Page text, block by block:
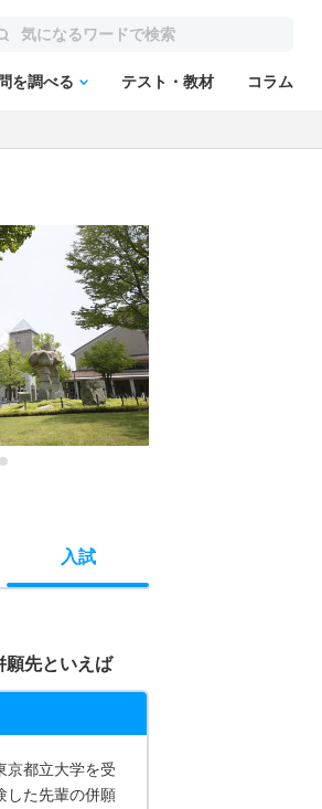
を調べる テスト・教材 コラム
入試
願先といえば
京都立大学を受
した先輩の併願